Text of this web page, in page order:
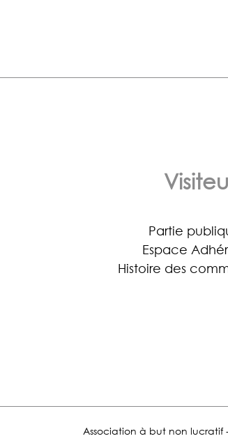
Partie
Espace
Histoire des
Association à but non lucratif -